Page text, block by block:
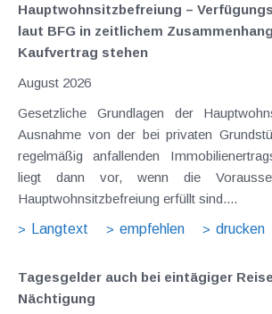
Hauptwohnsitz​­befreiung –
laut BFG in zeitlichem
Kaufvertrag stehen
August 2026
Gesetzliche Grundlagen der
Ausnahme von der bei privaten
regelmäßig anfallenden
liegt dann vor, wenn die
Hauptwohnsitzbefreiung erfüllt sind....
Langtext
empfehlen drucken
Tagesgelder auch bei eintägiger
Nächtigung